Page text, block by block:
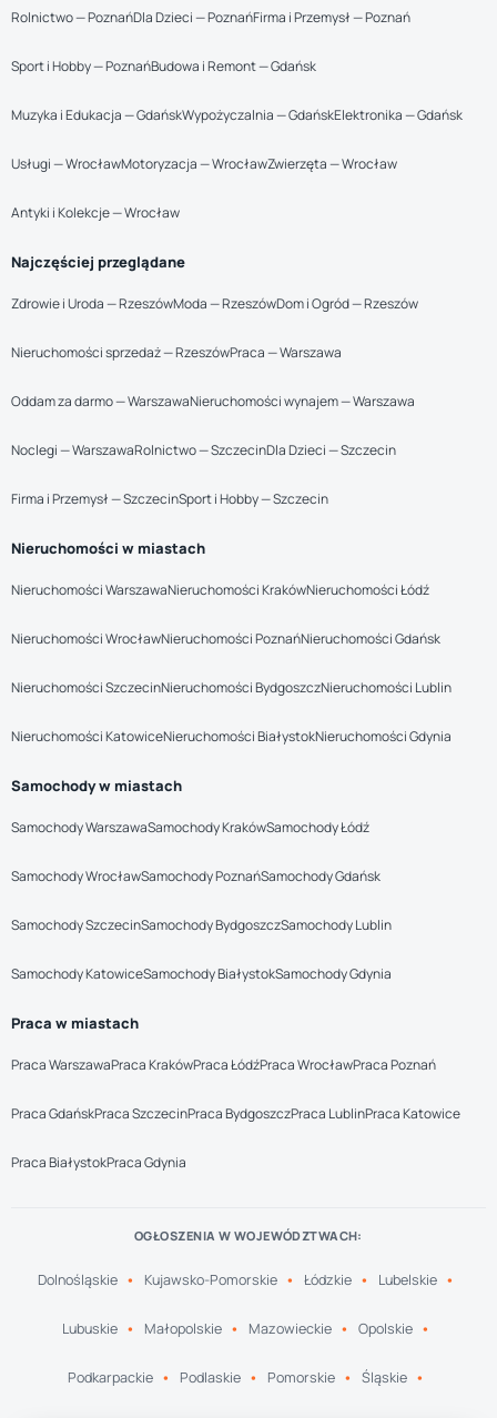
Rolnictwo — PoznańDla Dzieci — PoznańFirma i Przemysł — Poznań
Sport i Hobby — PoznańBudowa i Remont — Gdańsk
Muzyka i Edukacja — GdańskWypożyczalnia — GdańskElektronika — Gdańsk
Usługi — WrocławMotoryzacja — WrocławZwierzęta — Wrocław
Antyki i Kolekcje — Wrocław
Najczęściej przeglądane
Zdrowie i Uroda — RzeszówModa — RzeszówDom i Ogród — Rzeszów
Nieruchomości sprzedaż — RzeszówPraca — Warszawa
Oddam za darmo — WarszawaNieruchomości wynajem — Warszawa
Noclegi — WarszawaRolnictwo — SzczecinDla Dzieci — Szczecin
Firma i Przemysł — SzczecinSport i Hobby — Szczecin
Nieruchomości w miastach
Nieruchomości WarszawaNieruchomości KrakówNieruchomości Łódź
Nieruchomości WrocławNieruchomości PoznańNieruchomości Gdańsk
Nieruchomości SzczecinNieruchomości BydgoszczNieruchomości Lublin
Nieruchomości KatowiceNieruchomości BiałystokNieruchomości Gdynia
Samochody w miastach
Samochody WarszawaSamochody KrakówSamochody Łódź
Samochody WrocławSamochody PoznańSamochody Gdańsk
Samochody SzczecinSamochody BydgoszczSamochody Lublin
Samochody KatowiceSamochody BiałystokSamochody Gdynia
Praca w miastach
Praca WarszawaPraca KrakówPraca ŁódźPraca WrocławPraca Poznań
Praca GdańskPraca SzczecinPraca BydgoszczPraca LublinPraca Katowice
Praca BiałystokPraca Gdynia
OGŁOSZENIA W WOJEWÓDZTWACH:
Dolnośląskie Kujawsko-Pomorskie Łódzkie Lubelskie
Lubuskie Małopolskie Mazowieckie Opolskie
Podkarpackie Podlaskie Pomorskie Śląskie